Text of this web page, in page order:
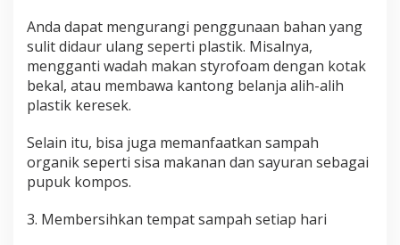
Anda dapat mengurangi penggunaan bahan yang
sulit didaur ulang seperti plastik. Misalnya,
mengganti wadah makan styrofoam dengan kotak
bekal, atau membawa kantong belanja alih-alih
plastik keresek.
Selain itu, bisa juga memanfaatkan sampah
organik seperti sisa makanan dan sayuran sebagai
pupuk kompos.
3. Membersihkan tempat sampah setiap hari